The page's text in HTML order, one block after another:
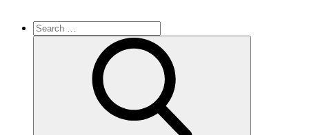
Search
for: